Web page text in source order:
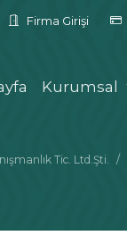
Firma Girişi
Kurumsal
Tic. Ltd.Şti.